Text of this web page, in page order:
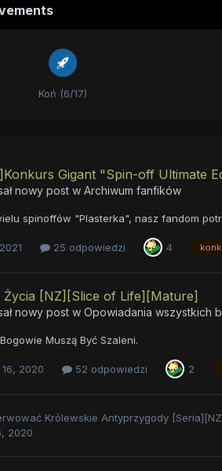
Koń (6/17)
Gigant "Spin-off Ultimate
nowy post w Archiwum fanfików
spinoffów "Plasterka", nasz fandom
25 odpowiedzi 4
Życia [NZ][Slice of Life][Mature]
nowy post w Opowiadania wszystkich
Bogowie Muszą Być Szaleni.
2020 52 odpowiedzi 2
Królewskie Antyprzygody
2020